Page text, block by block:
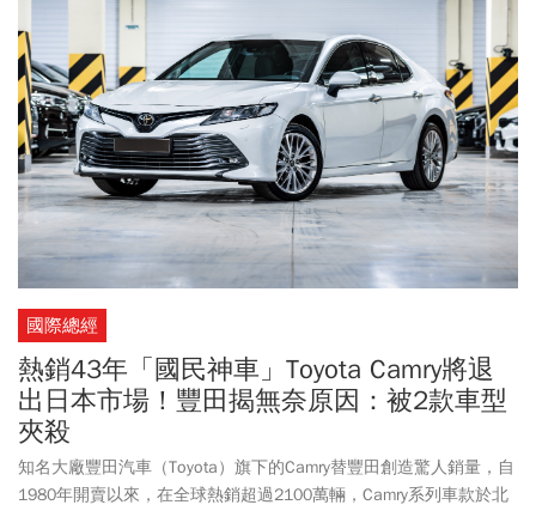
國際總經
熱銷43年「國民神車」Toyota Camry將退
出日本市場！豐田揭無奈原因：被2款車型
夾殺
知名大廠豐田汽車（Toyota）旗下的Camry替豐田創造驚人銷量，自
1980年開賣以來，在全球熱銷超過2100萬輛，Camry系列車款於北